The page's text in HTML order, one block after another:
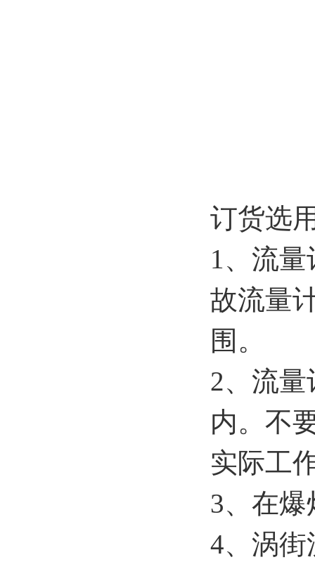
订货选
1、流
故流量
围。
2、流
内。不
实际工
3、在
4、涡